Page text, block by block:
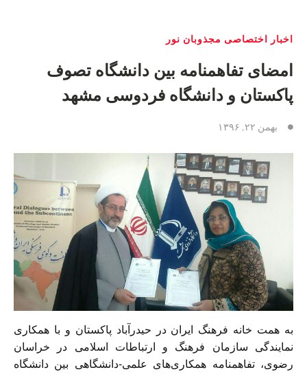
اخبار اختصاصی مجذوبان نور
امضای تفاهمنامه بین دانشگاه تصوف
پاکستان و دانشگاه فردوسی مشهد
بهمن ۲۲, ۱۳۹۶
به همت خانه فرهنگ ایران در حیدرآباد پاكستان و با همکاری
نمایندگی سازمان فرهنگ و ارتباطات اسلامی در خراسان‌
رضوی، تفاهمنامه همکاری‌های علمی-دانشگاهی بین دانشگاه